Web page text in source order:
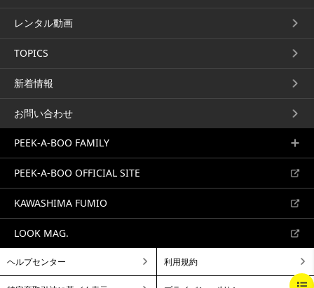
レンタル動画
TOPICS
新着情報
お問い合わせ
PEEK-A-BOO FAMILY
PEEK-A-BOO OFFICIAL SITE
KAWASHIMA FUMIO
LOOK MAG.
ヘルプセンター 利用規約